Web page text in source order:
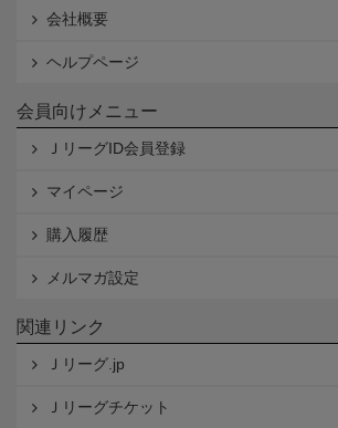
会社概要
ヘルプページ
会員向けメニュー
ＪリーグID会員登録
マイページ
購入履歴
メルマガ設定
関連リンク
Ｊリーグ.jp
Ｊリーグチケット